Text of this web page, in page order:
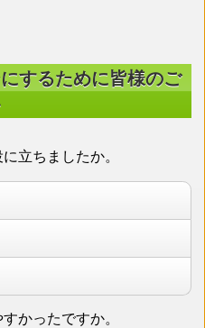
するために皆様のご
立ちましたか。
かったですか。